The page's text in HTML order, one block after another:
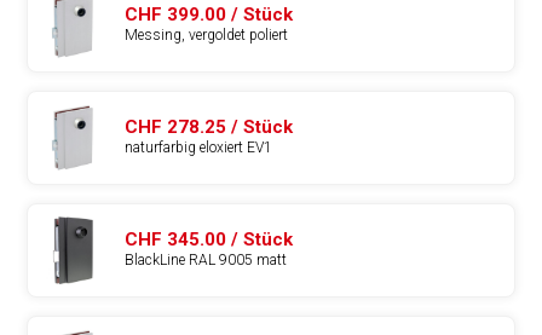
CHF 399.00 / Stück
Messing, vergoldet poliert
CHF 278.25 / Stück
naturfarbig eloxiert EV1
CHF 345.00 / Stück
BlackLine RAL 9005 matt